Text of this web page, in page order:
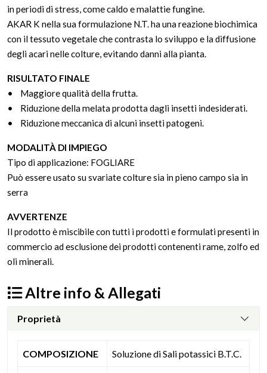
in periodi di stress, come caldo e malattie fungine.
AKAR K nella sua formulazione N.T. ha una reazione biochimica
con il tessuto vegetale che contrasta lo sviluppo e la diffusione
degli acari nelle colture, evitando danni alla pianta.
RISULTATO FINALE
• Maggiore qualità della frutta.
• Riduzione della melata prodotta dagli insetti indesiderati.
• Riduzione meccanica di alcuni insetti patogeni.
MODALITÀ DI IMPIEGO
Tipo di applicazione: FOGLIARE
Può essere usato su svariate colture sia in pieno campo sia in
serra
AVVERTENZE
Il prodotto è miscibile con tutti i prodotti e formulati presenti in
commercio ad esclusione dei prodotti contenenti rame, zolfo ed
oli minerali.
Altre info & Allegati
Proprietà
COMPOSIZIONE Soluzione di Sali potassici B.T.C.